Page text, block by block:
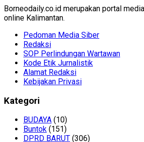
Borneodaily.co.id merupakan portal
online Kalimantan.
Pedoman Media Siber
Redaksi
SOP Perlindungan Wartawan
Kode Etik Jurnalistik
Alamat Redaksi
Kebijakan Privasi
Kategori
BUDAYA (10)
Buntok (151)
DPRD BARUT (306)